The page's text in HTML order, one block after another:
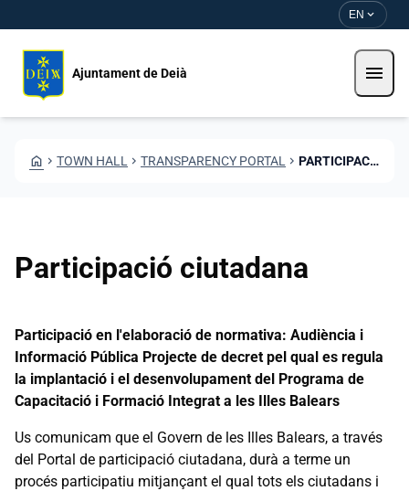
EN expand_more
Ajuntament de Deià menu
HOME CHEVRON_RIGHT TOWN HALL CHEVRON_RIGHT TRANSPARENCY PORTAL CHEVRON_RIGHT PARTICIPACIÓ CIUTADANA
Participació ciutadana
Participació en l'elaboració de normativa: Audiència i
Informació Pública Projecte de decret pel qual es regula
la implantació i el desenvolupament del Programa de
Capacitació i Formació Integrat a les Illes Balears
Us comunicam que el Govern de les Illes Balears, a través
del Portal de participació ciutadana, durà a terme un
procés participatiu mitjançant el qual tots els ciutadans i